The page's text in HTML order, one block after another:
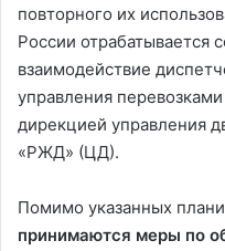
повторного их
России отрабатывается
взаимодействие
управления
дирекцией управления
«РЖД» (ЦД).
Помимо указанных
принимаются меры по